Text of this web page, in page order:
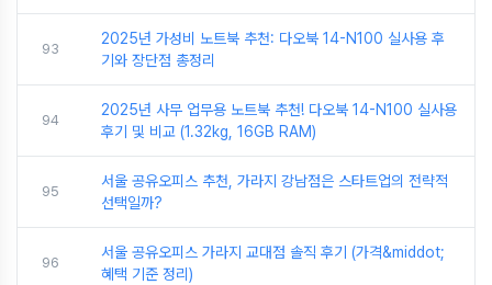
93
2025년 가성비 노트북 추천: 다오북 14-N100 실사용 후
기와 장단점 총정리
94
2025년 사무 업무용 노트북 추천! 다오북 14-N100 실사용
후기 및 비교 (1.32kg, 16GB RAM)
95
서울 공유오피스 추천, 가라지 강남점은 스타트업의 전략적
선택일까?
96
서울 공유오피스 가라지 교대점 솔직 후기 (가격&middot;
혜택 기준 정리)